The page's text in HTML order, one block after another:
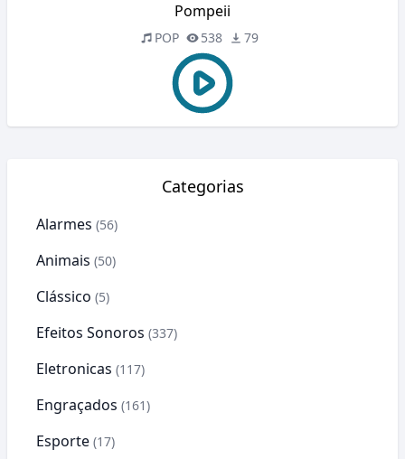
Pompeii
POP 538 79
Categorias
Alarmes (56)
Animais (50)
Clássico (5)
Efeitos Sonoros (337)
Eletronicas (117)
Engraçados (161)
Esporte (17)